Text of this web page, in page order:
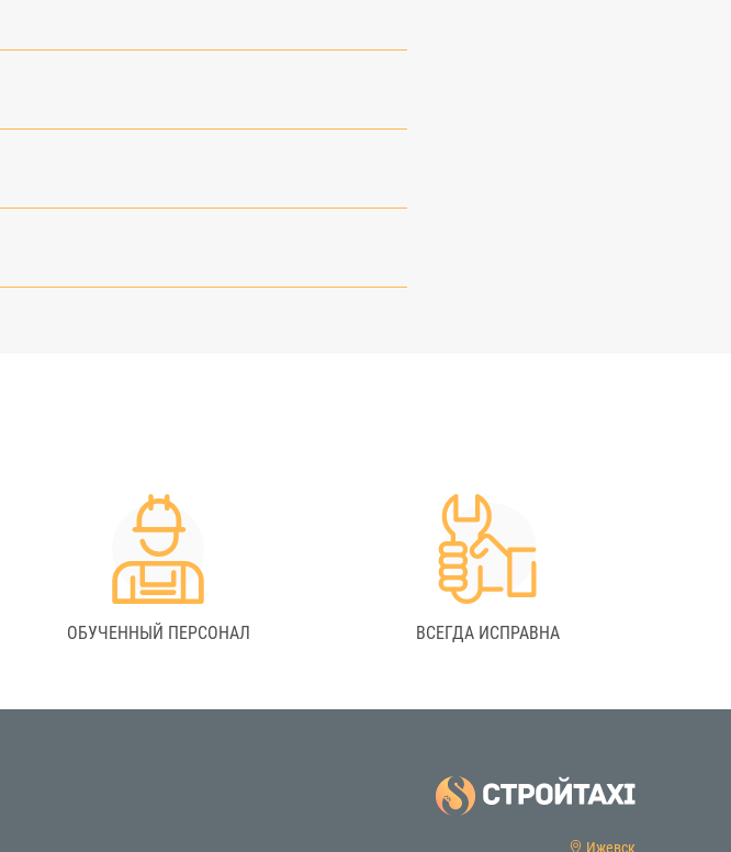
ОБУЧЕННЫЙ ПЕРСОНАЛ ВСЕГДА ИСПРАВНА
Ижевск